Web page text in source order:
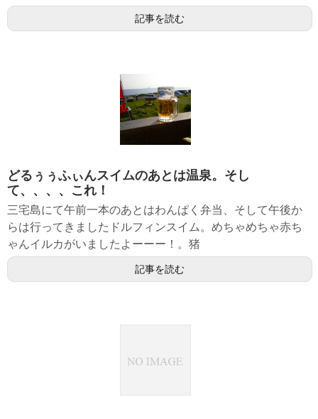
記事を読む
どるぅぅふぃんスイムのあとは温泉。そし
て、、、、これ！
三宅島にて午前一本のあとはわんぱく弁当、そして午後か
らは行ってきましたドルフィンスイム。めちゃめちゃ赤ち
ゃんイルカがいましたよーーー！。猪
記事を読む